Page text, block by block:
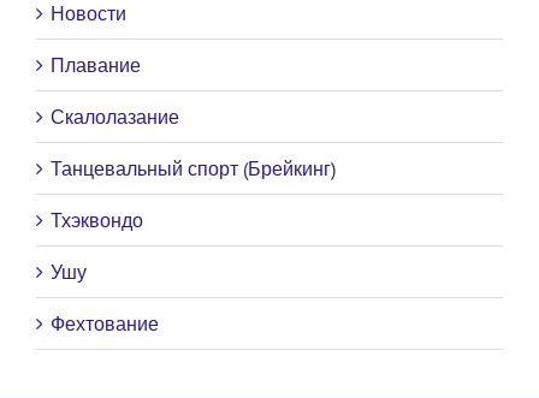
Новости
Плавание
Скалолазание
Танцевальный спорт (Брейкинг)
Тхэквондо
Ушу
Фехтование